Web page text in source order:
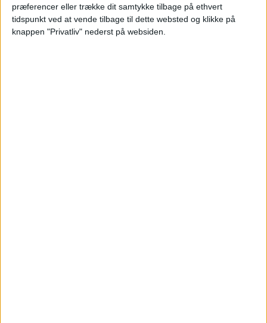
præferencer eller trække dit samtykke tilbage på ethvert
tidspunkt ved at vende tilbage til dette websted og klikke på
knappen "Privatliv" nederst på websiden.
HOTEL